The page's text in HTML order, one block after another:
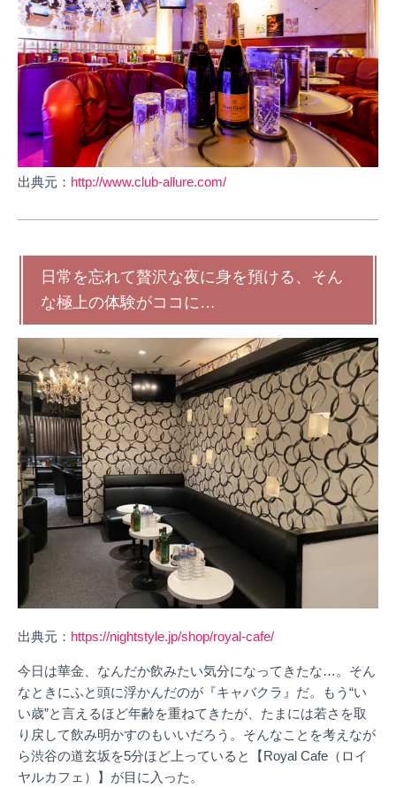
出典元： http://www.club-allure.com/
日常を忘れて贅沢な夜に身を預ける、そん
な極上の体験がココに…
出典元： https://nightstyle.jp/shop/royal-cafe/
今日は華金、なんだか飲みたい気分になってきたな…。そん
なときにふと頭に浮かんだのが『キャバクラ』だ。もう“い
い歳”と言えるほど年齢を重ねてきたが、たまには若さを取
り戻して飲み明かすのもいいだろう。そんなことを考えなが
ら渋谷の道玄坂を5分ほど上っていると【Royal Cafe（ロイ
ヤルカフェ）】が目に入った。